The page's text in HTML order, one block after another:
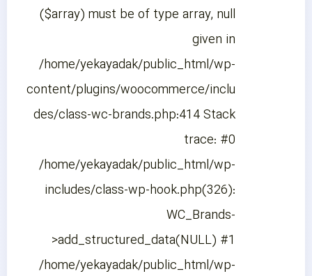
($array) must be of type array, null
given in
/home/yekayadak/public_html/wp-
content/plugins/woocommerce/inclu
des/class-wc-brands.php:414 Stack
trace: #0
/home/yekayadak/public_html/wp-
includes/class-wp-hook.php(326):
WC_Brands-
>add_structured_data(NULL) #1
/home/yekayadak/public_html/wp-